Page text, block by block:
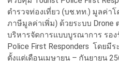
ตำรวจท่องเที่ยว (บช.ทท.) มูลค่า
ภาษีมูลค่าเพิ่ม) ด้วยระบบ
บริหารจัดการแบบบูรณาการ รอ
Police First Responders โดยมีร
ตั้งแต่เดือนเมษายน – กันยายน